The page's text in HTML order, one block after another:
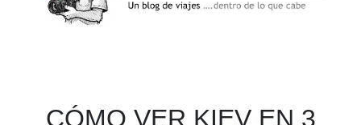
CÓMO VER KIEV EN 3